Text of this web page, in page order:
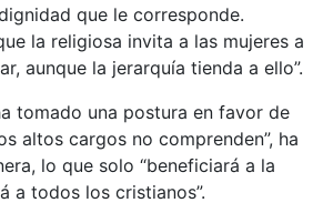
que le corresponde.
la religiosa invita a las mujeres a
aunque la jerarquía tienda a ello”.
tomado una postura en favor de
altos cargos no comprenden”, ha
lo que solo “beneficiará a la
a todos los cristianos”.